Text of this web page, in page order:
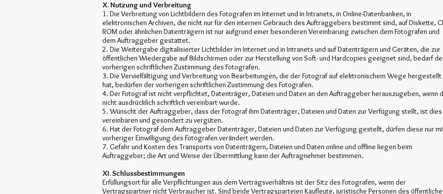
X. Nutzung und Verbreitung
1. Die Verbreitung von Lichtbildern des Fotografen im Internet und in Intranets, in Online-Datenbanken, in
elektronischen Archiven, die nicht nur für den internen Gebrauch des Auftraggebers bestimmt sind, auf Diskette,
ROM oder ähnlichen Datenträgern ist nur aufgrund einer besonderen Vereinbarung zwischen dem Fotografen und
dem Auftraggeber gestattet.
2. Die Weitergabe digitalisierter Lichtbilder im Internet und in Intranets und auf Datenträgern und Geräten, die zur
öffentlichen Wiedergabe auf Bildschirmen oder zur Herstellung von Soft- und Hardcopies geeignet sind, bedarf
vorherigen schriftlichen Zustimmung des Fotografen.
3. Die Vervielfältigung und Verbreitung von Bearbeitungen, die der Fotograf auf elektronischem Wege hergestellt
hat, bedürfen der vorherigen schriftlichen Zustimmung des Fotografen.
4. Der Fotograf ist nicht verpflichtet, Datenträger, Dateien und Daten an den Auftraggeber herauszugeben, wenn
nicht ausdrücklich schriftlich vereinbart wurde.
5. Wünscht der Auftraggeber, dass der Fotograf ihm Datenträger, Dateien und Daten zur Verfügung stellt, ist dies
vereinbaren und gesondert zu vergüten.
6. Hat der Fotograf dem Auftraggeber Datenträger, Dateien und Daten zur Verfügung gestellt, dürfen diese nur
vorheriger Einwilligung des Fotografen verändert werden.
7. Gefahr und Kosten des Transports von Datenträgern, Dateien und Daten online und offline liegen beim
Auftraggeber; die Art und Weise der Übermittlung kann der Auftragnehmer bestimmen.
XI. Schlussbestimmungen
Erfüllungsort für alle Verpflichtungen aus dem Vertragsverhältnis ist der Sitz des Fotografen, wenn der
Vertragspartner nicht Verbraucher ist. Sind beide Vertragsparteien Kaufleute, juristische Personen des